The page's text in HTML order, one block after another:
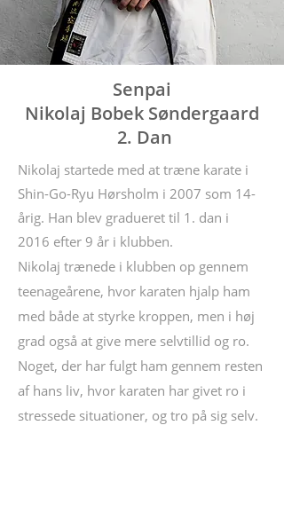
Senpai
Nikolaj Bobek Søndergaard
2. Dan
Nikolaj startede med at træne karate i
Shin-Go-Ryu Hørsholm i 2007 som 14-
årig. Han blev gradueret til 1. dan i
2016 efter 9 år i klubben.
Nikolaj trænede i klubben op gennem
teenageårene, hvor karaten hjalp ham
med både at styrke kroppen, men i høj
grad også at give mere selvtillid og ro.
Noget, der har fulgt ham gennem resten
af hans liv, hvor karaten har givet ro i
stressede situationer, og tro på sig selv.